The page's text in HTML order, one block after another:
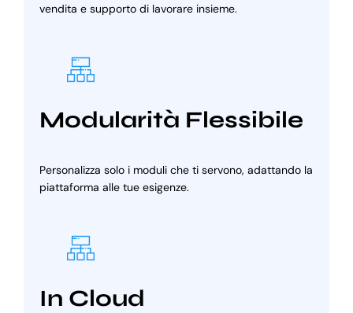
vendita e supporto di lavorare insieme.
Modularità Flessibile
Personalizza solo i moduli che ti servono, adattando la
piattaforma alle tue esigenze.
In Cloud